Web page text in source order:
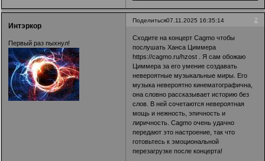
Поделиться 2
07.11.2025 16:35:14
Интэркор
Первый раз пыхнул!
Сходите на концерт Cagmo чтобы
послушать Ханса Циммера
https://cagmo.ru/hzost . Я сам обожаю
Циммера за его умение создавать
невероятные музыкальные миры. Его
музыка невероятно кинематографична,
она словно рассказывает историю без
слов. В ней сочетаются невероятная
мощь и нежность, эпичность и
лиричность. Cagmo очень удачно
передают это настроение, так что
готовьтесь к эмоциональной
перезагрузке после концерта!